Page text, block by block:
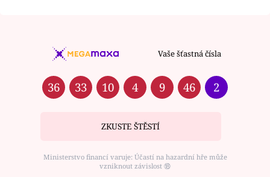
Vaše šťastná čísla
36 33 10 4 9 46 2
ZKUSTE ŠTĚSTÍ
Ministerstvo financí varuje: Účastí na hazardní hře může
vzniknout závislost ⑱